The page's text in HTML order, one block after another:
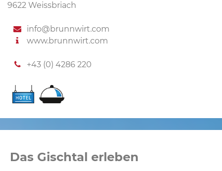
9622 Weissbriach
info@brunnwirt.com
www.brunnwirt.com
+43 (0) 4286 220
Das Gischtal erleben